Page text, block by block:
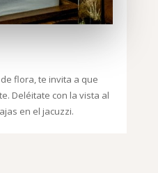
flora, te invita a que
Deléitate con la vista al
en el jacuzzi.